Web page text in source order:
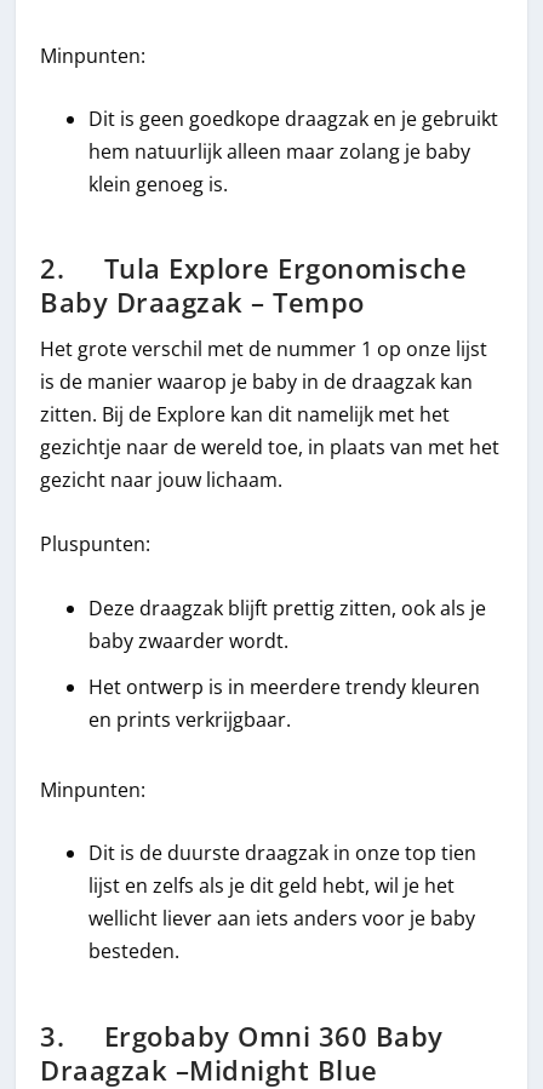
Minpunten:
Dit is geen goedkope draagzak en je gebruikt
hem natuurlijk alleen maar zolang je baby
klein genoeg is.
2. Tula Explore Ergonomische
Baby Draagzak – Tempo
Het grote verschil met de nummer 1 op onze lijst
is de manier waarop je baby in de draagzak kan
zitten. Bij de Explore kan dit namelijk met het
gezichtje naar de wereld toe, in plaats van met het
gezicht naar jouw lichaam.
Pluspunten:
Deze draagzak blijft prettig zitten, ook als je
baby zwaarder wordt.
Het ontwerp is in meerdere trendy kleuren
en prints verkrijgbaar.
Minpunten:
Dit is de duurste draagzak in onze top tien
lijst en zelfs als je dit geld hebt, wil je het
wellicht liever aan iets anders voor je baby
besteden.
3. Ergobaby Omni 360 Baby
Draagzak –Midnight Blue